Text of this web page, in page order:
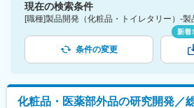
現在の検索条件
条件の変更
新着
化粧品・医薬部外品の研究開発／